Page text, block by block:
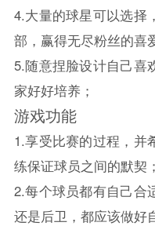
4.大量的球星可以选择
部，赢得无尽粉丝的喜
5.随意捏脸设计自己喜
家好好培养；
游戏功能
1.享受比赛的过程，并
练保证球员之间的默契；
2.每个球员都有自己合
还是后卫，都应该做好